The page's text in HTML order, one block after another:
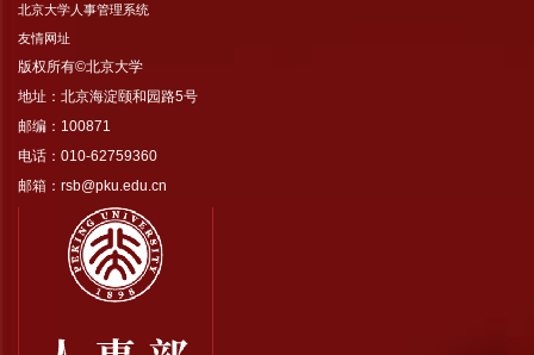
北京大学人事管理系统
友情网址
版权所有©北京大学
地址：北京海淀颐和园路5号
邮编：100871
电话：010-62759360
邮箱：rsb@pku.edu.cn